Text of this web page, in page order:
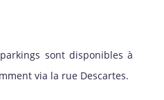
sont disponibles à
via la rue Descartes.